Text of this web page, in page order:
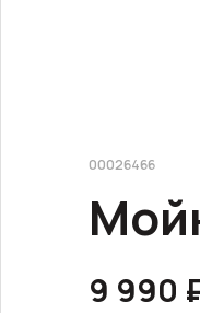
00026466
9 990